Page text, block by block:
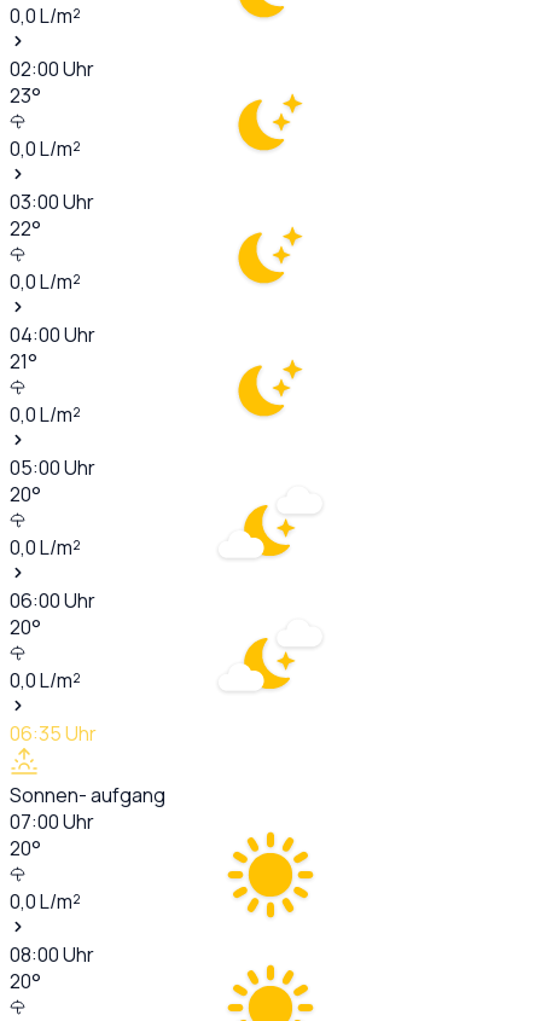
0,0L/m²
02:00Uhr
23°
0,0L/m²
03:00Uhr
22°
0,0L/m²
04:00Uhr
21°
0,0L/m²
05:00Uhr
20°
0,0L/m²
06:00Uhr
20°
0,0L/m²
06:35Uhr
Sonnen- aufgang
07:00Uhr
20°
0,0L/m²
08:00Uhr
20°